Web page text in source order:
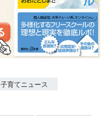
子育てニュース